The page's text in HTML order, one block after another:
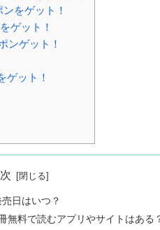
をゲット！
ゲット！
ンゲット！
ゲット！
日はいつ？
無料で読むアプリやサイトはある